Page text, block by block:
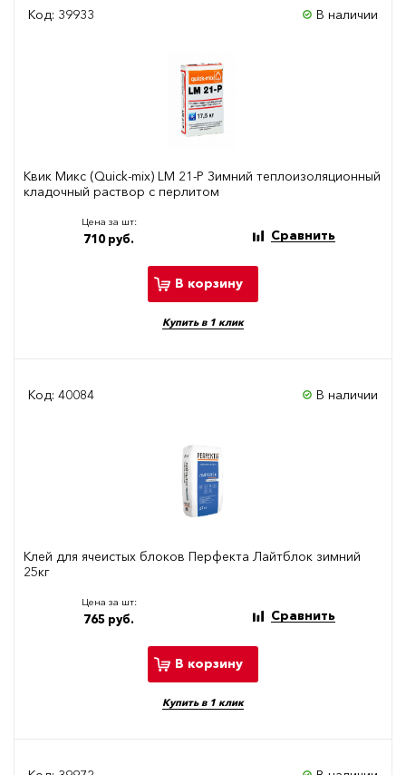
Код: 39933 В наличии
Квик Микс (Quick-mix) LM 21-P Зимний теплоизоляционный
кладочный раствор с перлитом
Цена за шт:
710 руб. Сравнить
В корзину
Купить в 1 клик
Код: 40084 В наличии
Клей для ячеистых блоков Перфекта Лайтблок зимний
25кг
Цена за шт:
765 руб. Сравнить
В корзину
Купить в 1 клик